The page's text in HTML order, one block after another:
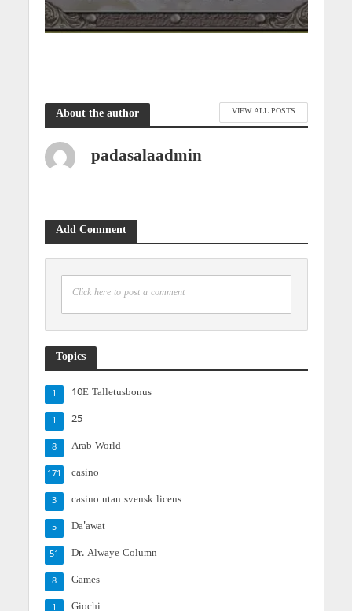
About the author VIEW ALL POSTS
padasalaadmin
Add Comment
Click here to post a comment
Topics
10E Talletusbonus
1
25
1
Arab World
8
casino
171
casino utan svensk licens
3
Da'awat
5
Dr. Alwaye Column
51
Games
8
Giochi
1